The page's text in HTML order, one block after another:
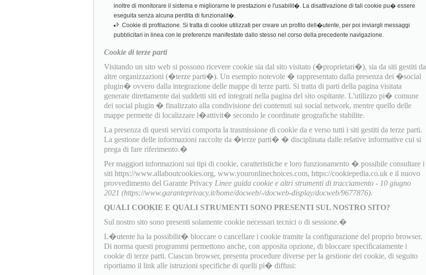
inoltre di monitorare il sistema e migliorarne le prestazioni e l'usabilit�. La disattivazione di tali cookie pu� essere
eseguita senza alcuna perdita di funzionalit�.
Cookie di profilazione. Si tratta di cookie utilizzati per creare un profilo dell�utente, per poi inviargli messaggi
pubblicitari in linea con le preferenze manifestate dallo stesso nel corso della precedente navigazione.
Cookie di terze parti
Visitando un sito web si possono ricevere cookie sia dal sito visitato (�proprietari�), sia da siti gestiti da
altre organizzazioni (�terze parti�). Un esempio notevole � rappresentato dalla presenza dei �social
plugin� ovvero dalla integrazione delle mappe di terze parti. Si tratta di parti della pagina visitata
generate direttamente dai suddetti siti ed integrati nella pagina del sito ospitante. L'utilizzo pi� comune
dei social plugin � finalizzato alla condivisione dei contenuti sui social network, mentre quello delle
mappe permette di localizzare l�attivit� secondo le coordinate geografiche stabilite.
La presenza di questi servizi comporta la trasmissione di cookie da e verso tutti i siti gestiti da terze parti.
La gestione delle informazioni raccolte da �terze parti� � disciplinata dalle relative informative cui si
prega di fare riferimento.�
Per maggiori informazioni sui tipi di cookie, caratteristiche e loro funzionamento � possibile consultare i
siti https://www.allaboutcookies.org, www.youronlinechoices.com, https://cookiepedia.co.uk e il nuovo
provvedimento del Garante Privacy Linee guida cookie e altri strumenti di tracciamento - 10 giugno
2021 (https://www.garanteprivacy.it/home/docweb/-/docweb-display/docweb/9677876).
QUALI COOKIE E QUALI STRUMENTI SONO PRESENTI SUL NOSTRO SITO?
Sul nostro sito sono presenti solamente cookie necessari tecnici o di sessione.�
L�utente ha la possibilit� bloccare o cancellare i cookie tramite la configurazione del proprio browser.
Di norma questi programmi permettono anche, con apposita opzione, di bloccare specificatamente i
cookie di terze parti. Ciascun browser, presenta procedure diverse per la gestione dei cookie, di seguito
riportiamo il link alle istruzioni specifiche di quelli pi� diffusi: